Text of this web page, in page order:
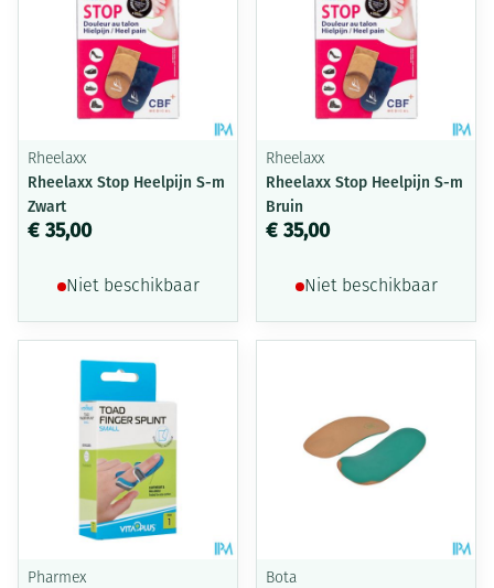
Rheelaxx
Rheelaxx Stop Heelpijn S-m
Zwart
€ 35,00
Niet beschikbaar
Rheelaxx
Rheelaxx Stop Heelpijn S-m
Bruin
€ 35,00
Niet beschikbaar
Pharmex Bota